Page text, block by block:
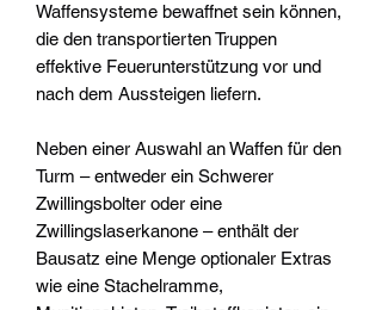
Waffensysteme bewaffnet sein können,
die den transportierten Truppen
effektive Feuerunterstützung vor und
nach dem Aussteigen liefern.
Neben einer Auswahl an Waffen für den
Turm – entweder ein Schwerer
Zwillingsbolter oder eine
Zwillingslaserkanone – enthält der
Bausatz eine Menge optionaler Extras
wie eine Stachelramme,